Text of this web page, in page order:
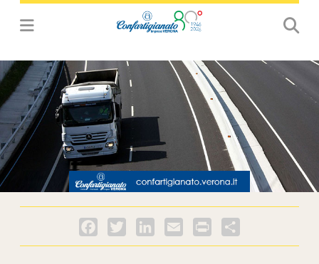
Facebook
Twitter LinkedInEmail PrintFriendly